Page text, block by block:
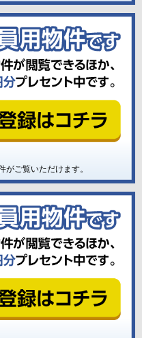
がご覧いただけます。